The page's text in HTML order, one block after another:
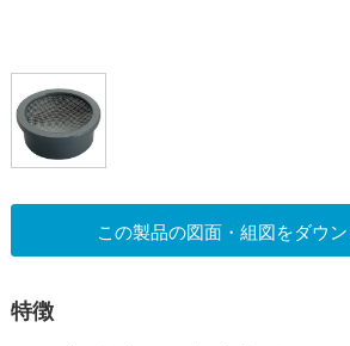
この製品の図面・組図をダウ
特徴